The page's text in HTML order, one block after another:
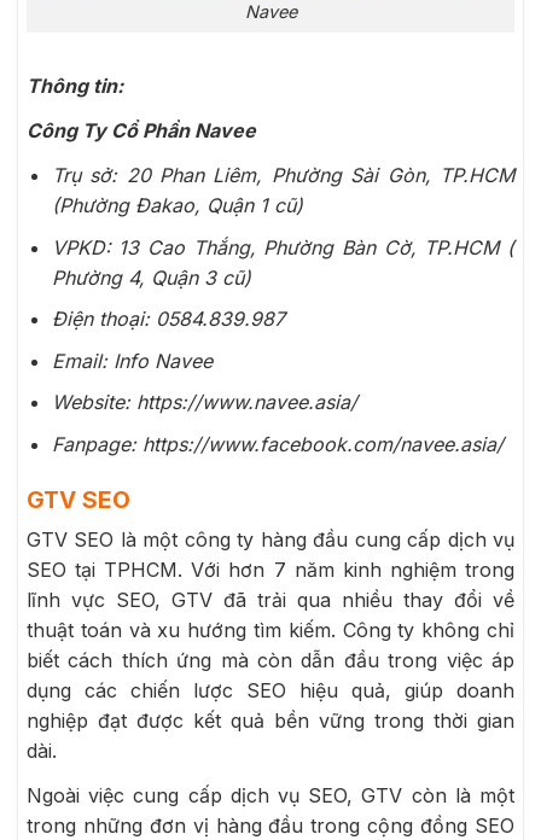
Navee
Thông tin:
Công Ty Cổ Phần Navee
Trụ sở: 20 Phan Liêm, Phường Sài Gòn, TP.HCM
(Phường Đakao, Quận 1 cũ)
VPKD: 13 Cao Thắng, Phường Bàn Cờ, TP.HCM (
Phường 4, Quận 3 cũ)
Điện thoại: 0584.839.987
Email: Info Navee
Website: https://www.navee.asia/
Fanpage: https://www.facebook.com/navee.asia/
GTV SEO
GTV SEO là một công ty hàng đầu cung cấp dịch vụ
SEO tại TPHCM. Với hơn 7 năm kinh nghiệm trong
lĩnh vực SEO, GTV đã trải qua nhiều thay đổi về
thuật toán và xu hướng tìm kiếm. Công ty không chỉ
biết cách thích ứng mà còn dẫn đầu trong việc áp
dụng các chiến lược SEO hiệu quả, giúp doanh
nghiệp đạt được kết quả bền vững trong thời gian
dài.
Ngoài việc cung cấp dịch vụ SEO, GTV còn là một
trong những đơn vị hàng đầu trong cộng đồng SEO